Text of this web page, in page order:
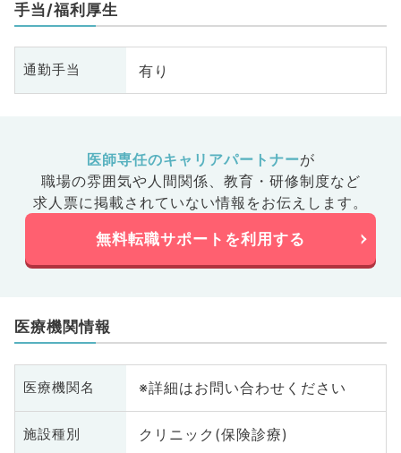
手当/福利厚生
通勤手当 有り
医師専任のキャリアパートナーが
職場の雰囲気や人間関係、 教育・研修制度など
求人票に掲載されていない情報をお伝えします。
無料転職サポートを利用する
医療機関情報
医療機関名 ※詳細はお問い合わせください
施設種別 クリニック(保険診療)